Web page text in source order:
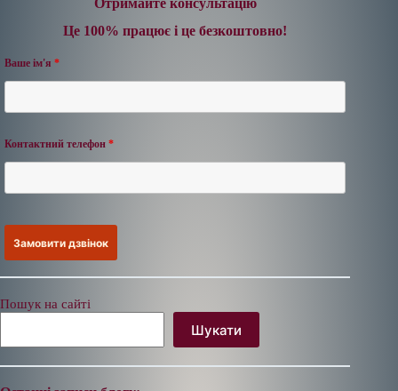
Це 100% працює і це безкоштовно!
Ваше ім'я *
Контактний телефон *
Пошук на сайті
Шукати